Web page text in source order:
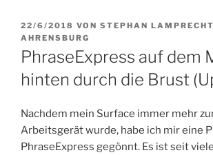
VERÖFFENTLICHT
AM
22/6/2018 VON STEPHAN
AHRENSBURG
PhraseExpress auf dem
hinten durch die Brust
Nachdem mein Surface immer mehr
Arbeitsgerät wurde, habe ich mir eine
PhraseExpress gegönnt. Es ist seit